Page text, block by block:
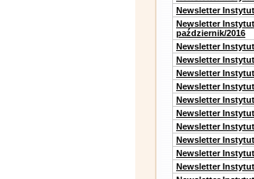
Newsletter
Newsletter
październik/2016
Newsletter
Newsletter
Newsletter
Newsletter
Newsletter
Newsletter
Newsletter
Newsletter
Newsletter
Newsletter